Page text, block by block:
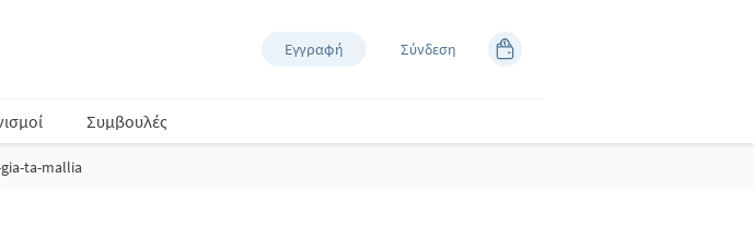
Εγγραφή Σύνδεση
Συμβουλές
ta-mallia